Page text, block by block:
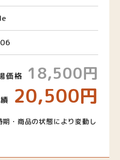
価格 18,500円
20,500円
・商品の状態により変動し